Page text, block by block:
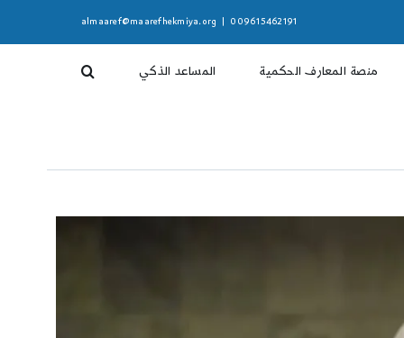
009615462191
almaaref@maarefhekmiya.org
منصة المعارف الحكمية المساعد الذكي